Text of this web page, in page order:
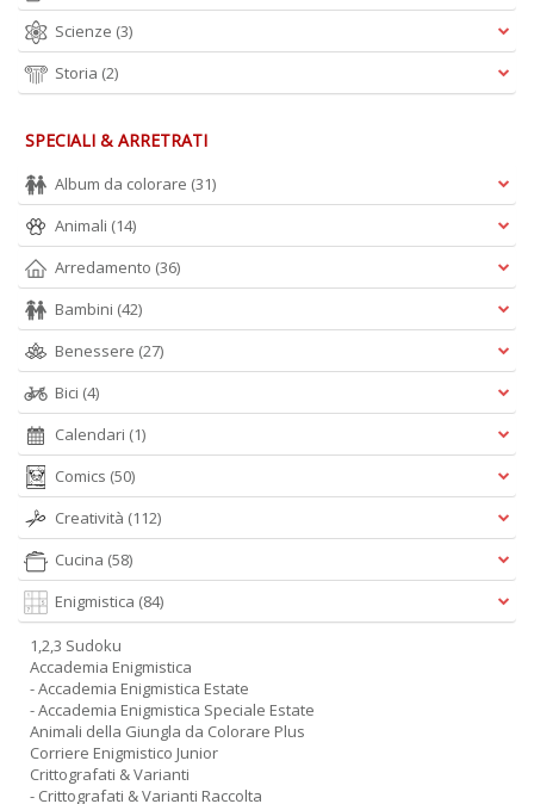
Scienze (3)
Storia (2)
SPECIALI & ARRETRATI
Album da colorare (31)
Animali (14)
Arredamento (36)
Bambini (42)
Benessere (27)
Bici (4)
Calendari (1)
Comics (50)
Creatività (112)
Cucina (58)
Enigmistica (84)
1,2,3 Sudoku
Accademia Enigmistica
- Accademia Enigmistica Estate
- Accademia Enigmistica Speciale Estate
Animali della Giungla da Colorare Plus
Corriere Enigmistico Junior
Crittografati & Varianti
- Crittografati & Varianti Raccolta